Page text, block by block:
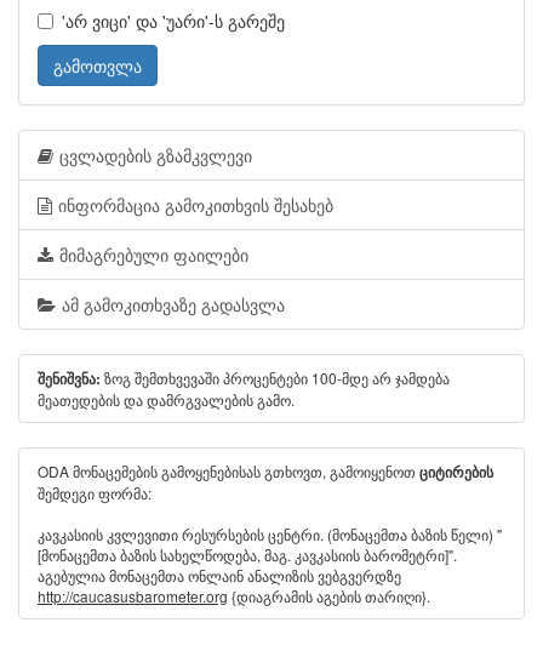
'არ ვიცი' და 'უარი'-ს გარეშე
გამოთვლა
ცვლადების გზამკვლევი
ინფორმაცია გამოკითხვის შესახებ
მიმაგრებული ფაილები
ამ გამოკითხვაზე გადასვლა
შენიშვნა: ზოგ შემთხვევაში პროცენტები 100-მდე არ ჯამდება
მეათედების და დამრგვალების გამო.
ODA მონაცემების გამოყენებისას გთხოვთ, გამოიყენოთ ციტირების
შემდეგი ფორმა:
კავკასიის კვლევითი რესურსების ცენტრი. (მონაცემთა ბაზის წელი) "
[მონაცემთა ბაზის სახელწოდება, მაგ. კავკასიის ბარომეტრი]".
აგებულია მონაცემთა ონლაინ ანალიზის ვებგვერდზე
http://caucasusbarometer.org {დიაგრამის აგების თარიღი}.